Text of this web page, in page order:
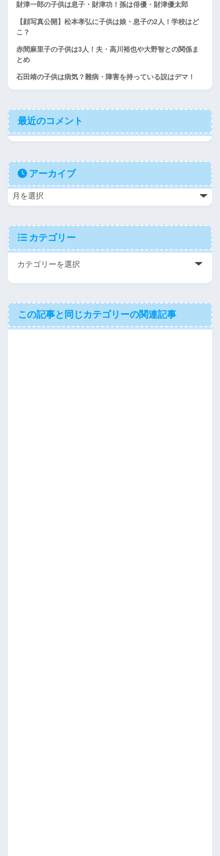
財津一郎の子供は息子・財津功！孫は俳優・財津優太郎
【顔写真公開】松本孝弘に子供は娘・息子の2人！学校はど
こ？
赤間麻里子の子供は3人！夫・高川裕也や大野智との関係ま
とめ
石田靖の子供は病気？難病・障害を持っている説はデマ！
最近のコメント
アーカイブ
カテゴリー
この記事と同じカテゴリーの関連記事